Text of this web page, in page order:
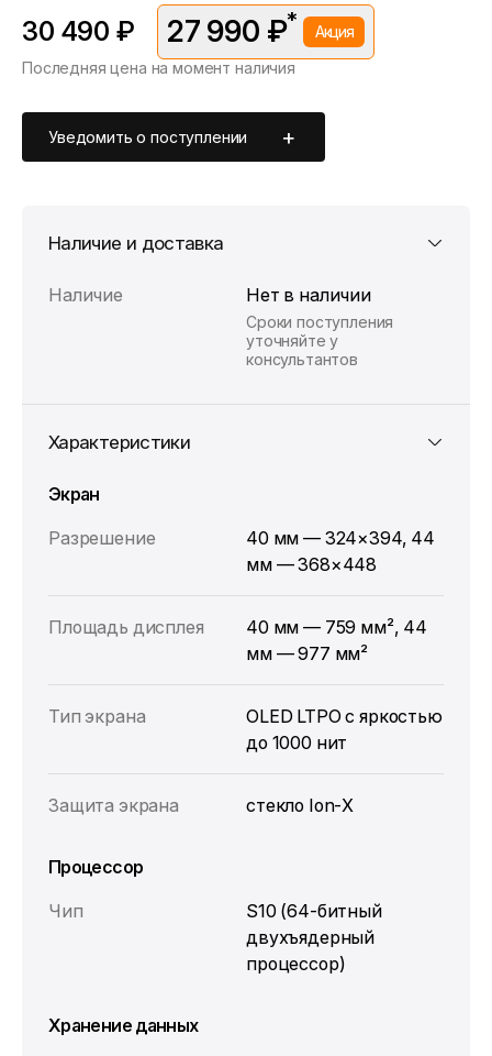
30 490 ₽ 27 990 ₽* Акция
*Скидка предоставляется в рамках временной акции.
Последняя цена на момент наличия
Уведомить о поступлении
Наличие и доставка
Наличие Нет в наличии
Сроки поступления
уточняйте у
консультантов
Характеристики
Экран
Разрешение
40 мм — 324×394, 44
мм — 368×448
Площадь дисплея
40 мм — 759 мм², 44
мм — 977 мм²
Тип экрана
OLED LTPO с яркостью
до 1000 нит
Защита экрана стекло Ion‑X
Процессор
Чип
S10 (64‑битный
двухъядерный
процессор)
Хранение данных